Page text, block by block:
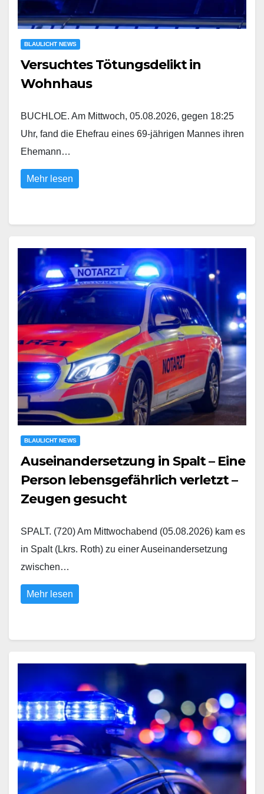
BLAULICHT NEWS
Versuchtes Tötungsdelikt in
Wohnhaus
BUCHLOE. Am Mittwoch, 05.08.2026, gegen 18:25
Uhr, fand die Ehefrau eines 69-jährigen Mannes ihren
Ehemann…
Mehr lesen
BLAULICHT NEWS
Auseinandersetzung in Spalt – Eine
Person lebensgefährlich verletzt –
Zeugen gesucht
SPALT. (720) Am Mittwochabend (05.08.2026) kam es
in Spalt (Lkrs. Roth) zu einer Auseinandersetzung
zwischen…
Mehr lesen